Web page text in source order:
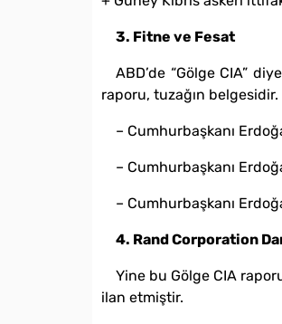
3. Fitne ve Fesat
ABD’de “Gölge CIA”
raporu, tuzağın
– Cumhurbaşkanı
– Cumhurbaşkanı
– Cumhurbaşkanı
4. Rand Corporation
Yine bu Gölge CIA
ilan etmiştir.